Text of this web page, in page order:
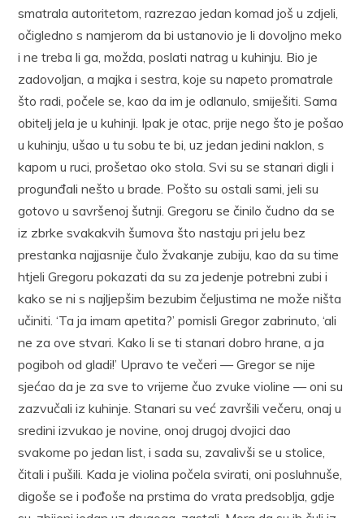
smatrala autoritetom, razrezao jedan komad još u zdjeli,
očigledno s namjerom da bi ustanovio je li dovoljno meko
i ne treba li ga, možda, poslati natrag u kuhinju. Bio je
zadovoljan, a majka i sestra, koje su napeto promatrale
što radi, počele se, kao da im je odlanulo, smiješiti. Sama
obitelj jela je u kuhinji. Ipak je otac, prije nego što je pošao
u kuhinju, ušao u tu sobu te bi, uz jedan jedini naklon, s
kapom u ruci, prošetao oko stola. Svi su se stanari digli i
progunđali nešto u brade. Pošto su ostali sami, jeli su
gotovo u savršenoj šutnji. Gregoru se činilo čudno da se
iz zbrke svakakvih šumova što nastaju pri jelu bez
prestanka najjasnije čulo žvakanje zubiju, kao da su time
htjeli Gregoru pokazati da su za jedenje potrebni zubi i
kako se ni s najljepšim bezubim čeljustima ne može ništa
učiniti. ‘Ta ja imam apetita?’ pomisli Gregor zabrinuto, ‘ali
ne za ove stvari. Kako li se ti stanari dobro hrane, a ja
pogiboh od gladi!’ Upravo te večeri — Gregor se nije
sjećao da je za sve to vrijeme čuo zvuke violine — oni su
zazvučali iz kuhinje. Stanari su već završili večeru, onaj u
sredini izvukao je novine, onoj drugoj dvojici dao
svakome po jedan list, i sada su, zavalivši se u stolice,
čitali i pušili. Kada je violina počela svirati, oni posluhnuše,
digoše se i pođoše na prstima do vrata predsoblja, gdje